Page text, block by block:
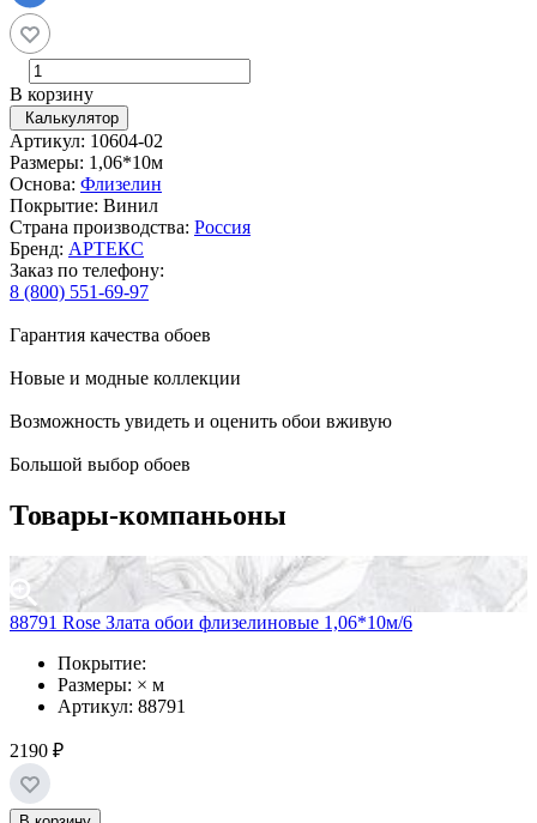
В корзину
Калькулятор
Артикул: 10604-02
Размеры: 1,06*10м
Основа: Флизелин
Покрытие: Винил
Страна производства: Россия
Бренд: АРТЕКС
Заказ по телефону:
8 (800) 551-69-97
Гарантия качества обоев
Новые и модные коллекции
Возможность увидеть и оценить обои вживую
Большой выбор обоев
Товары-компаньоны
88791 Rose Злата обои флизелиновые 1,06*10м/6
Покрытие:
Размеры: × м
Артикул: 88791
2190 ₽